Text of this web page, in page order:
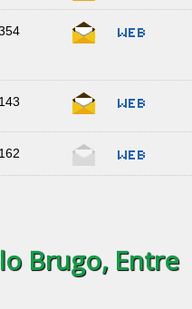
Brugo, Entre